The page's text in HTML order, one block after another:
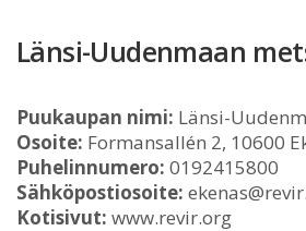
Länsi-Uudenmaan
Puukaupan nimi: Länsi-
Osoite: Formansallén 2, 10600
Puhelinnumero: 0192415800
Sähköpostiosoite:
Kotisivut: www.revir.org